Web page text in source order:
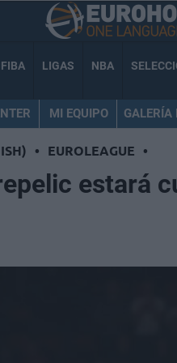
FIBA LIGAS NBA
MI EQUIPO GALERÍA
• EUROLEAGUE •
estará